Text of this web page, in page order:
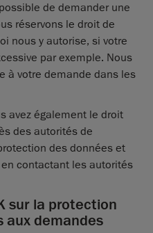
de demander une
réservons le droit de
nous y autorise, si votre
par exemple. Nous
à votre demande dans les
avez également le droit
des autorités de
des données et
contactant les autorités
sur la protection
aux demandes